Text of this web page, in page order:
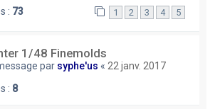
: 73 1 2 3 4 5
1/48 Finemolds
par syphe'us « 22 janv. 2017
: 8